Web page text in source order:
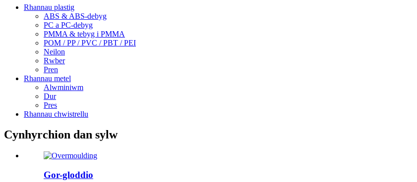
Rhannau plastig
ABS & ABS-debyg
PC a PC-debyg
PMMA & tebyg i PMMA
POM / PP / PVC / PBT / PEI
Neilon
Rwber
Pren
Rhannau metel
Alwminiwm
Dur
Pres
Rhannau chwistrellu
Cynhyrchion dan sylw
Gor-gloddio